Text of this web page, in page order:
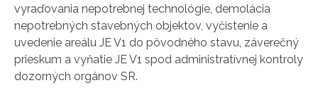
vyraďovania nepotrebnej technológie, demolácia
nepotrebných stavebných objektov, vyčistenie a
uvedenie areálu JE V1 do pôvodného stavu, záverečný
prieskum a vyňatie JE V1 spod administratívnej kontroly
dozorných orgánov SR.